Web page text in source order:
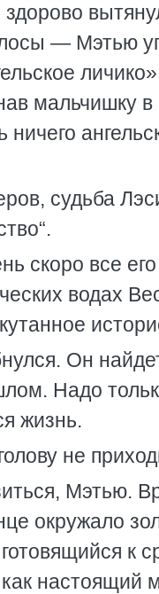
— Мэтью
мальчишку в
ничего
судьба
скоро все
водах
Он
Надо
жизнь.
не
Мэтью.
окружало
настоящий